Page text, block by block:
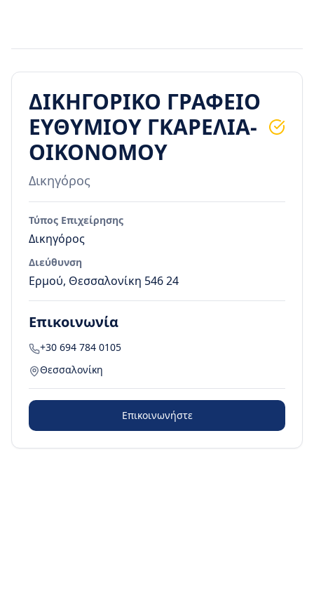
ΔΙΚΗΓΟΡΙΚΟ ΓΡΑΦΕΙΟ
ΕΥΘΥΜΙΟΥ ΓΚΑΡΕΛΙΑ-
ΟΙΚΟΝΟΜΟΥ
Δικηγόρος
Τύπος Επιχείρησης
Δικηγόρος
Διεύθυνση
Ερμού, Θεσσαλονίκη 546 24
Επικοινωνία
+30 694 784 0105
Θεσσαλονίκη
Επικοινωνήστε